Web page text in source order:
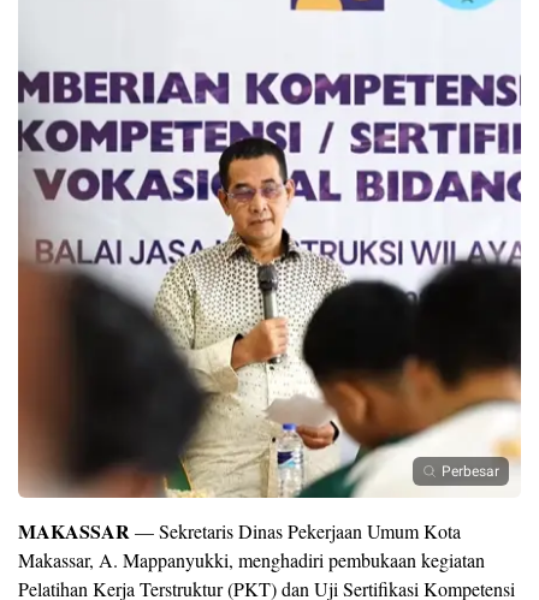
Perbesar
MAKASSAR— Sekretaris Dinas Pekerjaan Umum Kota
Makassar, A. Mappanyukki, menghadiri pembukaan kegiatan
Pelatihan Kerja Terstruktur (PKT) dan Uji Sertifikasi Kompetensi